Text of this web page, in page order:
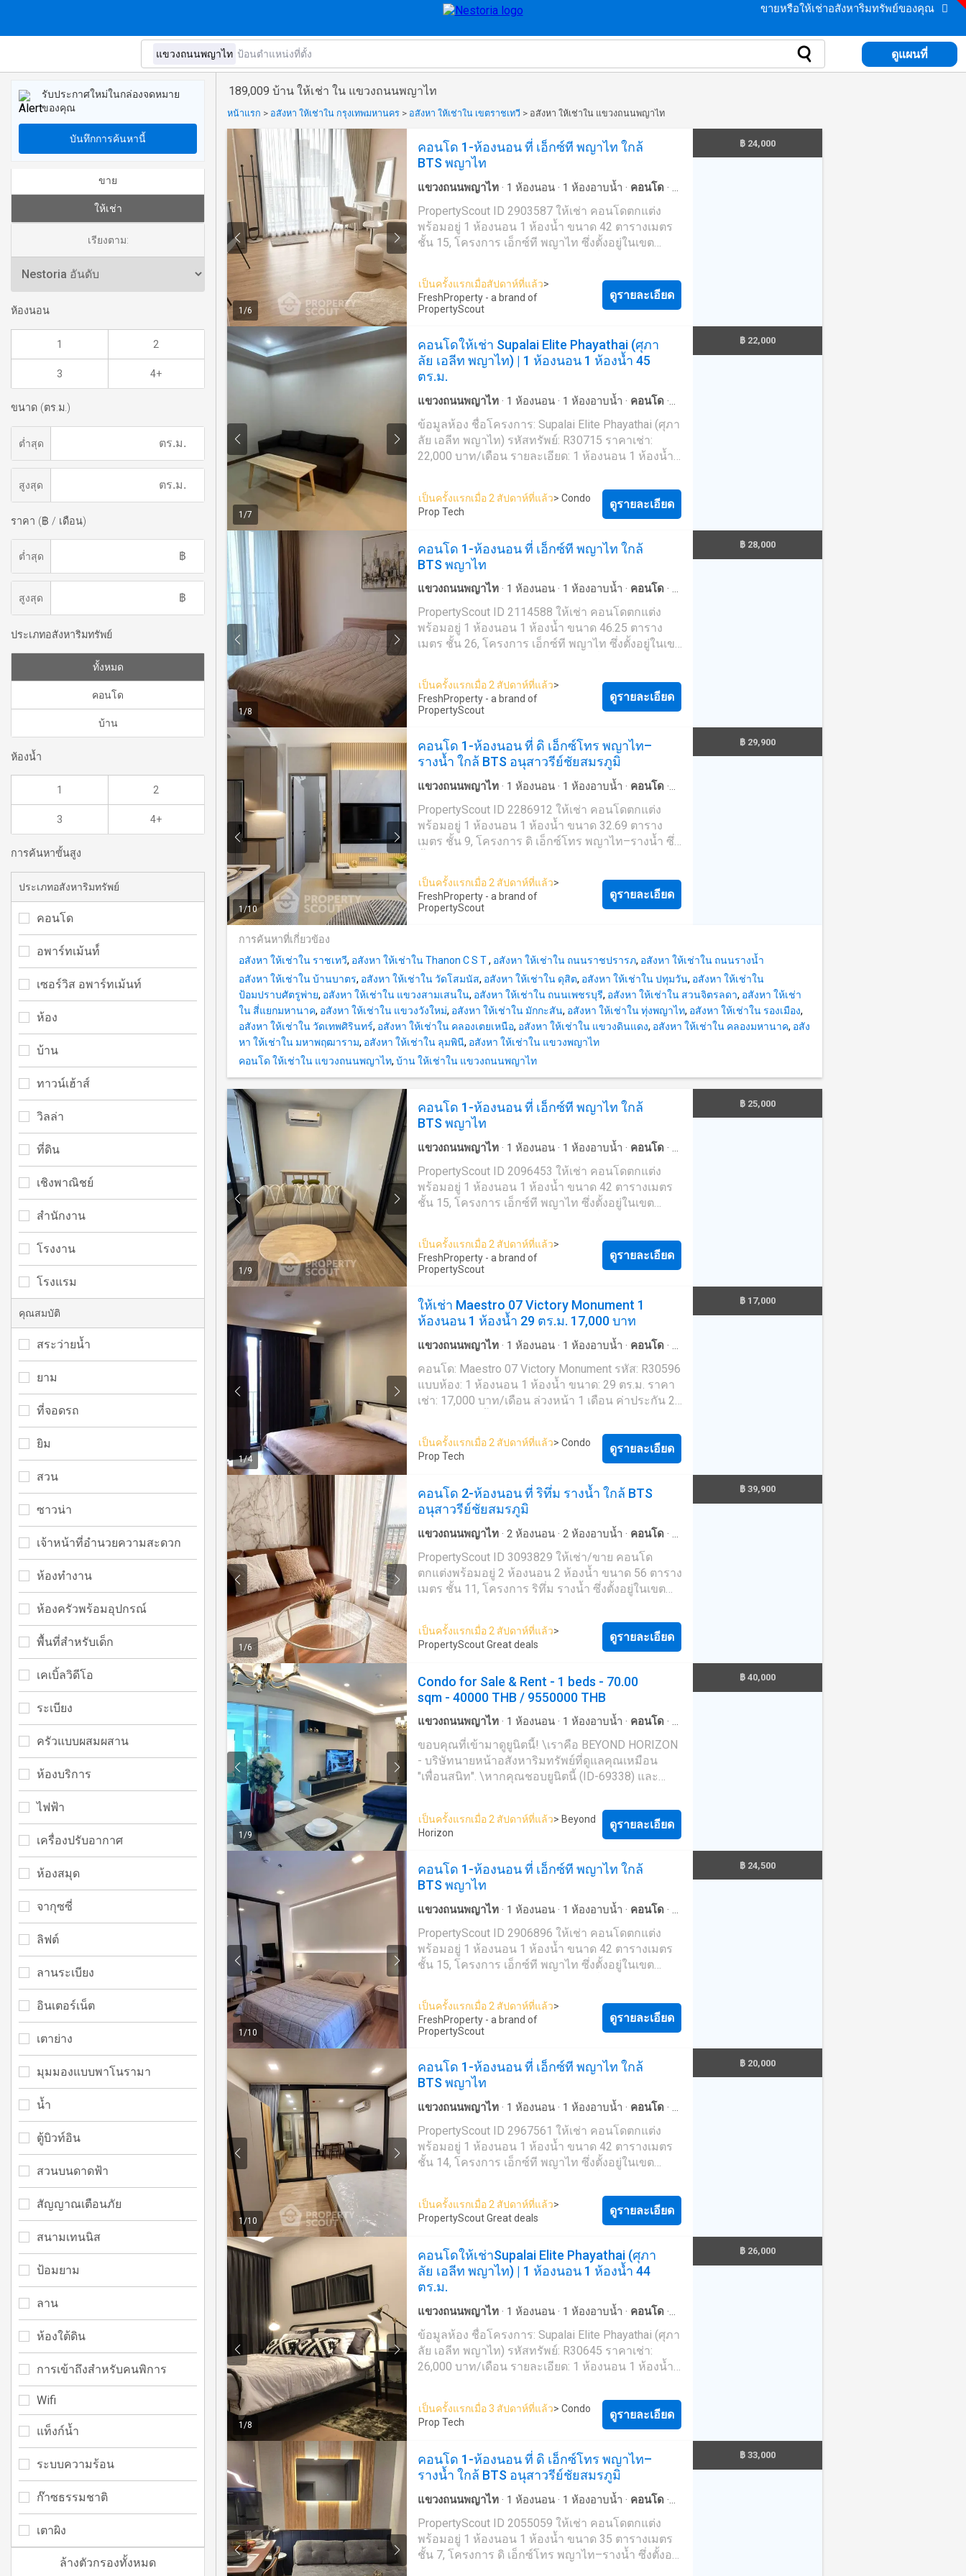
ขายหรือให้เช่าอสังหาริมทรัพย์ของคุณ
ดูแผนที่
189,009 บ้าน ให้เช่า ใน แขวงถนนพญาไท
หน้าแรก > อสังหา ให้เช่าใน กรุงเทพมหานคร > อสังหา ให้เช่าใน เขตราชเทวี > อสังหา ให้เช่าใน แขวงถนนพญาไท
1 /6
คอนโด 1-ห้องนอน ที่ เอ็กซ์ที พญาไท ใกล้
BTS พญาไท
แขวงถนนพญาไท · 1 ห้องนอน · 1 ห้องอาบน้ำ · คอนโด · ที่
จอดรถ
· เจ้าหน้าที่อำนวยความสะดวก สวน·
ห้อง
สมุด·ห้องทำงาน·ยาม·สระว่ายน้ำ
PropertyScout ID 2903587 ให้เช่า คอนโดตกแต่ง
พร้อมอยู่ 1 ห้องนอน 1 ห้องน้ำ ขนาด 42 ตารางเมตร
ชั้น 15, โครงการ เอ็กซ์ที พญาไท ซึ่งตั้งอยู่ในเขต
ชมรายการที่คุณต้องการ พื้นที่ส่วนกลาง: * สร้างเสร็จ
ในปี 2023 * ลานจอดรถในร่ม * สระว่ายน้ำ * ฟิตเนส *
กล้องวงจรปิด * สวน * ห้องสัมนา ยังไม่เจอที่พักที่ถูกใจ
อสังหาริมทรัพย์ทั่วประเทศไทย ทั้งในกรุงเทพฯ ภูเก็ต
พัทยา หัวหิน เกาะสมุย เชียงใหม่ และที่อื่นๆ อีก
มากมาย ด้วยบริการจากทีมงานที่เป็นมืออาชีพ
รวดเร็ว และหลากหลายภาษา เราเป็นหนึ่งในตัวแทน
อสังหาริมทรัพย์ชั้นนำของประเทศไทย และสามารถ
ช่วยจัดหาที่พักสำหรับเช่า และขายให้กับคุณได้ ติดต่อ
เราเลยวันนี้ เพื่อจัดหาอสังหาริมทรัพย์ที่เหมาะสมที่สุด
ให้กับคุณในราคาสุดคุ้ม - โดยที่ไม่มีค่าใช้จ่ายใดๆ ---
PropertyScout --- https://propertyscout.co.t----
https://www.facebook.com/propertyscout.c---- Line:
@-------e Whatsapp: +66 92 663 ---- Email:
เป็นครั้งแรกเมื่อสัปดาห์ที่แล้ว>
FreshProperty - a brand of
PropertyScout
ดูรายละเอียด
฿ 24,000
1 /7
คอนโดให้เช่า Supalai Elite Phayathai (ศุภา
ลัย เอลีท พญาไท) | 1 ห้องนอน 1 ห้องน้ำ 45
ตร.ม.
แขวงถนนพญาไท · 1 ห้องนอน · 1 ห้องอาบน้ำ · คอนโด ·
ยาม
เจ้าหน้าที่อำนวยความสะดวก ·ซาวน่า ที่จอดรถ
ยิม ·น้ำ· ไฟฟ้า· สระว่ายน้ำ·สวน
ข้อมูลห้อง ชื่อโครงการ: Supalai Elite Phayathai (ศุภา
ลัย เอลีท พญาไท) รหัสทรัพย์: R30715 ราคาเช่า:
22,000 บาท/เดือน รายละเอียด: 1 ห้องนอน 1 ห้องน้ำ
ห้องผ่านทาง Line --: @condoproptech
เป็นครั้งแรกเมื่อ 2 สัปดาห์ที่แล้ว> Condo
Prop Tech
ดูรายละเอียด
฿ 22,000
1/8
คอนโด 1-ห้องนอน ที่ เอ็กซ์ที พญาไท ใกล้
BTS พญาไท
แขวงถนนพญาไท · 1 ห้องนอน · 1 ห้องอาบน้ำ · คอนโด · ที่
จอดรถ
· เจ้าหน้าที่อำนวยความสะดวก สวน·
ห้อง
สมุด·ห้องทำงาน·ยาม·สระว่ายน้ำ
PropertyScout ID 2114588 ให้เช่า คอนโดตกแต่ง
พร้อมอยู่ 1 ห้องนอน 1 ห้องน้ำ ขนาด 46.25 ตาราง
เมตร ชั้น 26, โครงการ เอ็กซ์ที พญาไท ซึ่งตั้งอยู่ในเขต
ชมรายการที่คุณต้องการ ข้อมูลสิ่งอำนวยความ
สะดวกต่างๆ: * ไมโครเวฟ * ตู้เย็น * ทีวี พื้นที่ส่วนกลาง:
* สร้างเสร็จในปี 2023 * ลานจอดรถในร่ม * สระว่าย
เจอที่พักที่ถูกใจใช่หรือไม่ เรามุ่งเน้นไปที่การปล่อยเช่า
และขายอสังหาริมทรัพย์ทั่วประเทศไทย ทั้งใน
กรุงเทพฯ ภูเก็ต พัทยา หัวหิน เกาะสมุย เชียงใหม่ และ
ที่อื่นๆ อีกมากมาย ด้วยบริการจากทีมงานที่เป็นมือ
อาชีพ รวดเร็ว และหลากหลายภาษา เราเป็นหนึ่งใน
ตัวแทนอสังหาริมทรัพย์ชั้นนำของประเทศไทย และ
สามารถช่วยจัดหาที่พักสำหรับเช่า และขายให้กับคุณ
ได้ ติดต่อเราเลยวันนี้ เพื่อจัดหาอสังหาริมทรัพย์ที่
ใช้จ่ายใดๆ --- PropertyScout ---
https://propertyscout.co.t---- Mobile phone: +66 24
607---- Facebook:
contact_prop----@propertyscout.co.th
เป็นครั้งแรกเมื่อ 2 สัปดาห์ที่แล้ว>
FreshProperty - a brand of
PropertyScout
ดูรายละเอียด
฿ 28,000
1/10
คอนโด 1-ห้องนอน ที่ ดิ เอ็กซ์โทร พญาไท–
รางน้ำ ใกล้ BTS อนุสาวรีย์ชัยสมรภูมิ
แขวงถนนพญาไท · 1 ห้องนอน · 1 ห้องอาบน้ำ · คอนโด ·
พื้นที่สำหรับเด็ก ·เจ้าหน้าที่อำนวยความสะดวก สวน
·ห้องทำงาน ·ซาวน่า· ยาม·สระว่ายน้ำ
PropertyScout ID 2286912 ให้เช่า คอนโดตกแต่ง
พร้อมอยู่ 1 ห้องนอน 1 ห้องน้ำ ขนาด 32.69 ตาราง
เมตร ชั้น 9, โครงการ ดิ เอ็กซ์โทร พญาไท–รางน้ำ ซึ่ง
ติดต่อเราเพื่อนัดหมายเข้าชมรายการที่คุณต้องการ
พื้นที่ส่วนกลาง: * สร้างเสร็จในปี 2025 * ลานจอดรถใน
ร่ม * เซาว์น่า * สระว่ายน้ำ * กล้องวงจรปิด * สวน *
ประเทศไทย ทั้งในกรุงเทพฯ ภูเก็ต พัทยา หัวหิน
เกาะสมุย เชียงใหม่ และที่อื่นๆ อีกมากมาย ด้วยบริการ
จากทีมงานที่เป็นมืออาชีพ รวดเร็ว และหลากหลาย
ภาษา เราเป็นหนึ่งในตัวแทนอสังหาริมทรัพย์ชั้นนำ
ของประเทศไทย และสามารถช่วยจัดหาที่พักสำหรับ
เช่า และขายให้กับคุณได้ ติดต่อเราเลยวันนี้ เพื่อจัดหา
อสังหาริมทรัพย์ที่เหมาะสมที่สุดให้กับคุณในราคาสุด
คุ้ม - โดยที่ไม่มีค่าใช้จ่ายใดๆ --- PropertyScout ---
https://propertyscout.co.t---- Mobile phone: +66 24
https://www.facebook.com/propertyscout.c---- Line:
@-------e Whatsapp: +66 92 663 ---- Email:
contact_prop----@propertyscout.co.th
เป็นครั้งแรกเมื่อ 2 สัปดาห์ที่แล้ว>
FreshProperty - a brand of
PropertyScout
ดูรายละเอียด
฿ 29,900
การค้นหาที่เกี่ยวข้อง
อสังหา ให้เช่าใน ราชเทวี, อสังหา ให้เช่าใน Thanon C S T, อสังหา ให้เช่าใน ถนนราชปรารภ, อสังหา ให้เช่าใน ถนนรางน้ำ
อสังหา ให้เช่าใน บ้านบาตร, อสังหา ให้เช่าใน วัดโสมนัส, อสังหา ให้เช่าใน ดุสิต, อสังหา ให้เช่าใน ปทุมวัน, อสังหา ให้เช่าใน
ป้อมปราบศัตรูพ่าย, อสังหา ให้เช่าใน แขวงสามเสนใน, อสังหา ให้เช่าใน ถนนเพชรบุรี, อสังหา ให้เช่าใน สวนจิตรลดา, อสังหา ให้เช่า
ใน สี่แยกมหานาค, อสังหา ให้เช่าใน แขวงวังใหม่, อสังหา ให้เช่าใน มักกะสัน, อสังหา ให้เช่าใน ทุ่งพญาไท, อสังหา ให้เช่าใน รองเมือง,
อสังหา ให้เช่าใน วัดเทพศิรินทร์, อสังหา ให้เช่าใน คลองเตยเหนือ, อสังหา ให้เช่าใน แขวงดินแดง, อสังหา ให้เช่าใน คลองมหานาค, อสัง
หา ให้เช่าใน มหาพฤฒาราม, อสังหา ให้เช่าใน ลุมพินี, อสังหา ให้เช่าใน แขวงพญาไท
คอนโด ให้เช่าใน แขวงถนนพญาไท, บ้าน ให้เช่าใน แขวงถนนพญาไท
1 /9
คอนโด 1-ห้องนอน ที่ เอ็กซ์ที พญาไท ใกล้
BTS พญาไท
แขวงถนนพญาไท · 1 ห้องนอน · 1 ห้องอาบน้ำ · คอนโด · ที่
จอดรถ
· เจ้าหน้าที่อำนวยความสะดวก สวน·
ห้อง
สมุด·ห้องทำงาน·ยาม·สระว่ายน้ำ
PropertyScout ID 2096453 ให้เช่า คอนโดตกแต่ง
พร้อมอยู่ 1 ห้องนอน 1 ห้องน้ำ ขนาด 42 ตารางเมตร
ชั้น 15, โครงการ เอ็กซ์ที พญาไท ซึ่งตั้งอยู่ในเขต
ชมรายการที่คุณต้องการ พื้นที่ส่วนกลาง: * สร้างเสร็จ
ในปี 2023 * ลานจอดรถในร่ม * สระว่ายน้ำ * ฟิตเนส *
กล้องวงจรปิด * สวน * ห้องสัมนา ยังไม่เจอที่พักที่ถูกใจ
อสังหาริมทรัพย์ทั่วประเทศไทย ทั้งในกรุงเทพฯ ภูเก็ต
พัทยา หัวหิน เกาะสมุย เชียงใหม่ และที่อื่นๆ อีก
มากมาย ด้วยบริการจากทีมงานที่เป็นมืออาชีพ
รวดเร็ว และหลากหลายภาษา เราเป็นหนึ่งในตัวแทน
อสังหาริมทรัพย์ชั้นนำของประเทศไทย และสามารถ
ช่วยจัดหาที่พักสำหรับเช่า และขายให้กับคุณได้ ติดต่อ
เราเลยวันนี้ เพื่อจัดหาอสังหาริมทรัพย์ที่เหมาะสมที่สุด
ให้กับคุณในราคาสุดคุ้ม - โดยที่ไม่มีค่าใช้จ่ายใดๆ ---
Mobile phone: +66 24 607---- Facebook:
https://www.facebook.com/propertyscout.c---- Line:
contact_prop----@propertyscout.co.th
เป็นครั้งแรกเมื่อ 2 สัปดาห์ที่แล้ว>
FreshProperty - a brand of
PropertyScout
ดูรายละเอียด
฿ 25,000
1/4
ให้เช่า Maestro 07 Victory Monument 1
ห้องนอน 1 ห้องน้ำ 29 ตร.ม. 17,000 บาท
แขวงถนนพญาไท · 1 ห้องนอน · 1 ห้องอาบน้ำ · คอนโด · ที่
จอดรถ
ยิม ซาวน่า· ยาม สระว่ายน้ำ
คอนโด: Maestro 07 Victory Monument รหัส: R30596
แบบห้อง: 1 ห้องนอน 1 ห้องน้ำ ขนาด: 29 ตร.ม. ราคา
เช่า: 17,000 บาท/เดือน ล่วงหน้า 1 เดือน ค่าประกัน 2
เป็นครั้งแรกเมื่อ 2 สัปดาห์ที่แล้ว> Condo
Prop Tech
ดูรายละเอียด
฿ 17,000
1/6
คอนโด 2-ห้องนอน ที่ ริทึ่ม รางน้ำ ใกล้ BTS
อนุสาวรีย์ชัยสมรภูมิ
แขวงถนนพญาไท · 2 ห้องนอน · 2 ห้องอาบน้ำ · คอนโด ·
จอดรถ
· ยิม ซาวน่า·ยาม·สระว่ายน้ำ
PropertyScout ID 3093829 ให้เช่า/ขาย คอนโด
ตกแต่งพร้อมอยู่ 2 ห้องนอน 2 ห้องน้ำ ขนาด 56 ตาราง
เมตร ชั้น 11, โครงการ ริทึ่ม รางน้ำ ซึ่งตั้งอยู่ในเขต
นัดหมายเข้าชมรายการที่คุณต้องการ ข้อมูลสิ่งอำนวย
ความสะดวกต่างๆ: * ระเบียง * ไมโครเวฟ * ตู้เย็น *
เตาไฟฟ้า * ทีวี พื้นที่ส่วนกลาง: * สร้างเสร็จในปี 2018
24 ชม. * สระว่ายน้ำ * ลานจอดรถในร่ม ยังไม่เจอที่พัก
ที่ถูกใจใช่หรือไม่ เรามุ่งเน้นไปที่การปล่อยเช่าและขาย
อสังหาริมทรัพย์ทั่วประเทศไทย ทั้งในกรุงเทพฯ ภูเก็ต
พัทยา หัวหิน เกาะสมุย เชียงใหม่ และที่อื่นๆ อีก
มากมาย ด้วยบริการจากทีมงานที่เป็นมืออาชีพ
รวดเร็ว และหลากหลายภาษา เราเป็นหนึ่งในตัวแทน
อสังหาริมทรัพย์ชั้นนำของประเทศไทย และสามารถ
เราเลยวันนี้ เพื่อจัดหาอสังหาริมทรัพย์ที่เหมาะสมที่สุด
ให้กับคุณในราคาสุดคุ้ม - โดยที่ไม่มีค่าใช้จ่ายใดๆ ---
Mobile phone: +66 24 607---- Facebook:
https://www.facebook.com/propertyscout.c---- Line:
@-------b Whatsapp: +66 92 547 ---- Email:
contact_prop----@propertyscout.co.th
เป็นครั้งแรกเมื่อ 2 สัปดาห์ที่แล้ว>
PropertyScout Great deals
ดูรายละเอียด
฿ 39,900
1 /9
Condo for Sale & Rent - 1 beds - 70.00
sqm - 40000 THB / 9550000 THB
แขวงถนนพญาไท · 1 ห้องนอน · 1 ห้องอาบน้ำ · คอนโด · ที่
เจ้าหน้าที่อำนวยความสะดวก·สวน· ยิม·ซาวน่า
ยาม·สระว่ายน้ำ
ขอบคุณที่เข้ามาดูยูนิตนี้! \เราคือ BEYOND HORIZON
- บริษัทนายหน้าอสังหาริมทรัพย์ที่ดูแลคุณเหมือน
"เพื่อนสนิท". \หากคุณชอบยูนิตนี้ (ID-69338) และ
พวกเรารู้จักกรุงเทพฯ เป็นอย่างดี.​ เพียงแค่คุณบอก
ความต้องการ แล้วเราจะเตรียมรายการตัวเลือกให้คุณ
โดยเร็ว. ---------------------------------------------------
(ไทย, อังกฤษ, Deutsch, Español) LINE ID: @-----------
-n (อย่าลืมใส่เครื่องหมาย "@") --------------------------
--------------------------------------------------------​
หากมีคำถามหรือต้องการความช่วยเหลือ​. โปรดติดต่อ
ทีมขายของเรา. เรายินดีที่จะช่วยคุณในการค้นหา!
Beyond Horizon Co., Ltd.​ Property, Investment and
Beyond​
เป็นครั้งแรกเมื่อ 2 สัปดาห์ที่แล้ว> Beyond
Horizon
ดูรายละเอียด
฿ 40,000
1 /10
คอนโด 1-ห้องนอน ที่ เอ็กซ์ที พญาไท ใกล้
BTS พญาไท
แขวงถนนพญาไท · 1 ห้องนอน · 1 ห้องอาบน้ำ · คอนโด · ที่
จอดรถ
· เจ้าหน้าที่อำนวยความสะดวก สวน·
ห้อง
สมุด·ห้องทำงาน·ยาม·สระว่ายน้ำ
PropertyScout ID 2906896 ให้เช่า คอนโดตกแต่ง
พร้อมอยู่ 1 ห้องนอน 1 ห้องน้ำ ขนาด 42 ตารางเมตร
ชั้น 15, โครงการ เอ็กซ์ที พญาไท ซึ่งตั้งอยู่ในเขต
ชมรายการที่คุณต้องการ ข้อมูลสิ่งอำนวยความ
สะดวกต่างๆ: * ระเบียง * ไมโครเวฟ * ตู้เย็น * เตาไฟฟ้า
* ทีวี พื้นที่ส่วนกลาง: * สร้างเสร็จในปี 2023 * ลานจอด
* ห้องสัมนา ยังไม่เจอที่พักที่ถูกใจใช่หรือไม่ เรามุ่งเน้น
ไปที่การปล่อยเช่าและขายอสังหาริมทรัพย์ทั่ว
ประเทศไทย ทั้งในกรุงเทพฯ ภูเก็ต พัทยา หัวหิน
เกาะสมุย เชียงใหม่ และที่อื่นๆ อีกมากมาย ด้วยบริการ
จากทีมงานที่เป็นมืออาชีพ รวดเร็ว และหลากหลาย
ภาษา เราเป็นหนึ่งในตัวแทนอสังหาริมทรัพย์ชั้นนำ
ของประเทศไทย และสามารถช่วยจัดหาที่พักสำหรับ
เช่า และขายให้กับคุณได้ ติดต่อเราเลยวันนี้ เพื่อจัดหา
คุ้ม - โดยที่ไม่มีค่าใช้จ่ายใดๆ --- PropertyScout ---
https://propertyscout.co.t---- Mobile phone: +66 24
https://www.facebook.com/propertyscout.c---- Line:
@-------e Whatsapp: +66 92 663 ---- Email:
contact_prop----@propertyscout.co.th
เป็นครั้งแรกเมื่อ 2 สัปดาห์ที่แล้ว>
FreshProperty - a brand of
PropertyScout
ดูรายละเอียด
฿ 24,500
1/10
คอนโด 1-ห้องนอน ที่ เอ็กซ์ที พญาไท ใกล้
BTS พญาไท
แขวงถนนพญาไท · 1 ห้องนอน · 1 ห้องอาบน้ำ · คอนโด · ที่
จอดรถ
· เจ้าหน้าที่อำนวยความสะดวก สวน·
ห้อง
สมุด·ห้องทำงาน·ยาม·สระว่ายน้ำ
PropertyScout ID 2967561 ให้เช่า คอนโดตกแต่ง
พร้อมอยู่ 1 ห้องนอน 1 ห้องน้ำ ขนาด 42 ตารางเมตร
ชั้น 14, โครงการ เอ็กซ์ที พญาไท ซึ่งตั้งอยู่ในเขต
ชมรายการที่คุณต้องการ ข้อมูลสิ่งอำนวยความ
สะดวกต่างๆ: * ระเบียง * ไมโครเวฟ * ตู้เย็น * เตาไฟฟ้า
พื้นที่ส่วนกลาง: * สร้างเสร็จในปี 2023 * กล้องวงจรปิด
ว่ายน้ำ * ลานจอดรถในร่ม * ฟิตเนส * สวน * ห้องสัม
นา ยังไม่เจอที่พักที่ถูกใจใช่หรือไม่ เรามุ่งเน้นไปที่การ
ปล่อยเช่าและขายอสังหาริมทรัพย์ทั่วประเทศไทย ทั้ง
ในกรุงเทพฯ ภูเก็ต พัทยา หัวหิน เกาะสมุย เชียงใหม่
และที่อื่นๆ อีกมากมาย ด้วยบริการจากทีมงานที่เป็นมือ
อาชีพ รวดเร็ว และหลากหลายภาษา เราเป็นหนึ่งใน
ตัวแทนอสังหาริมทรัพย์ชั้นนำของประเทศไทย และ
สามารถช่วยจัดหาที่พักสำหรับเช่า และขายให้กับคุณ
เหมาะสมที่สุดให้กับคุณในราคาสุดคุ้ม - โดยที่ไม่มีค่า
ใช้จ่ายใดๆ --- PropertyScout ---
https://propertyscout.co.t---- Mobile phone: +66 24
https://www.facebook.com/propertyscout.c---- Line:
@-------b Whatsapp: +66 92 547 ---- Email:
contact_prop----@propertyscout.co.th
เป็นครั้งแรกเมื่อ 2 สัปดาห์ที่แล้ว>
PropertyScout Great deals
ดูรายละเอียด
฿ 20,000
1 /8
คอนโดให้เช่าSupalai Elite Phayathai (ศุภา
ลัย เอลีท พญาไท) | 1 ห้องนอน 1 ห้องน้ำ 44
ตร.ม.
แขวงถนนพญาไท · 1 ห้องนอน · 1 ห้องอาบน้ำ · คอนโด ·
ยาม
เจ้าหน้าที่อำนวยความสะดวก ·ซาวน่า ที่จอดรถ ·
ยิม ·น้ำ· ไฟฟ้า·สระว่ายน้ำ·สวน
ข้อมูลห้อง ชื่อโครงการ: Supalai Elite Phayathai (ศุภา
ลัย เอลีท พญาไท) รหัสทรัพย์: R30645 ราคาเช่า:
26,000 บาท/เดือน รายละเอียด: 1 ห้องนอน 1 ห้องน้ำ
ห้องผ่านทาง Line --: @condoproptech
เป็นครั้งแรกเมื่อ 3 สัปดาห์ที่แล้ว> Condo
Prop Tech
ดูรายละเอียด
฿ 26,000
คอนโด 1-ห้องนอน ที่ ดิ เอ็กซ์โทร พญาไท–
รางน้ำ ใกล้ BTS อนุสาวรีย์ชัยสมรภูมิ
แขวงถนนพญาไท · 1 ห้องนอน · 1 ห้องอาบน้ำ · คอนโด ·
พื้นที่สำหรับเด็ก ·เจ้าหน้าที่อำนวยความสะดวก สวน
·ห้องทำงาน ·ซาวน่า· ยาม· สระว่ายน้ำ
PropertyScout ID 2055059 ให้เช่า คอนโดตกแต่ง
พร้อมอยู่ 1 ห้องนอน 1 ห้องน้ำ ขนาด 35 ตารางเมตร
ชั้น 7, โครงการ ดิ เอ็กซ์โทร พญาไท–รางน้ำ ซึ่งตั้งอยู่
฿ 33,000
รับประกาศใหม่ในกล่องจดหมาย
ของคุณ
บันทึกการค้นหานี้
ขาย
ให้เช่า
เรียงตาม:
ห้องนอน
1 2
3 4+
ขนาด (ตร.ม.)
ต่ำสุด
สูงสุด
ราคา (฿ / เดือน)
ต่ำสุด
สูงสุด
ประเภทอสังหาริมทรัพย์
ทั้งหมด
คอนโด
บ้าน
ห้องน้ำ
1 2
3 4+
การค้นหาขั้นสูง
ประเภทอสังหาริมทรัพย์
คอนโด
อพาร์ทเม้นท์์
เซอร์วิส อพาร์ทเม้นท์
ห้อง
บ้าน
ทาวน์เฮ้าส์
วิลล่า
ที่ดิน
เชิงพาณิชย์
สำนักงาน
โรงงาน
โรงแรม
คุณสมบัติ
สระว่ายน้ำ
ยาม
ที่จอดรถ
ยิม
สวน
ซาวน่า
เจ้าหน้าที่อำนวยความสะดวก
ห้องทำงาน
ห้องครัวพร้อมอุปกรณ์
พื้นที่สำหรับเด็ก
เคเบิ้ลวิดีโอ
ระเบียง
ครัวแบบผสมผสาน
ห้องบริการ
ไฟฟ้า
เครื่องปรับอากาศ
ห้องสมุด
จากุซซี่
ลิฟต์
ลานระเบียง
อินเตอร์เน็ต
เตาย่าง
มุมมองแบบพาโนรามา
น้ำ
ตู้บิวท์อิน
สวนบนดาดฟ้า
สัญญาณเตือนภัย
สนามเทนนิส
ป้อมยาม
ลาน
ห้องใต้ดิน
การเข้าถึงสำหรับคนพิการ
Wifi
แท็งก์น้ำ
ระบบความร้อน
ก๊าซธรรมชาติ
เตาผิง
ล้างตัวกรองทั้งหมด